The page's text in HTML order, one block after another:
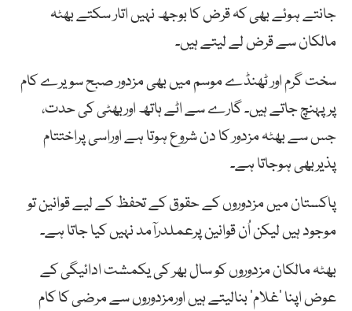
جانتے ہوئے بھی کہ قرض کا بوجھ نہیں اتار سکتے بھٹہ
مالکان سے قرض لے لیتے ہیں۔
سخت گرم اور ٹھنڈے موسم میں بھی مزدور صبح سویرے کام
پر پہنچ جاتے ہیں۔ گارے سے اٹے ہاتھ اوربھٹی کی حدت،
جس سے بھٹہ مزدور کا دن شروع ہوتا ہے اوراسی پراختتام
پذیربھی ہوجاتا ہے۔
پاکستان میں مزدوروں کے حقوق کے تحفظ کے لیے قوانین تو
موجود ہیں لیکن اُن قوانین پرعملدرآمد نہیں کیا جاتا ہے۔
بھٹہ مالکان مزدوروں کو سال بھر کی یکمشت ادائیگی کے
عوض اپنا ’غلام‘ بنالیتے ہیں اورمزدوروں سے مرضی کا کام